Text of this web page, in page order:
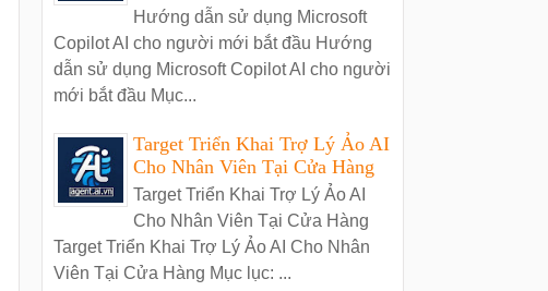
Hướng dẫn sử dụng Microsoft
Copilot AI cho người mới bắt đầu Hướng
dẫn sử dụng Microsoft Copilot AI cho người
mới bắt đầu Mục...
Target Triển Khai Trợ Lý Ảo AI
Cho Nhân Viên Tại Cửa Hàng
Target Triển Khai Trợ Lý Ảo AI
Cho Nhân Viên Tại Cửa Hàng
Target Triển Khai Trợ Lý Ảo AI Cho Nhân
Viên Tại Cửa Hàng Mục lục: ...